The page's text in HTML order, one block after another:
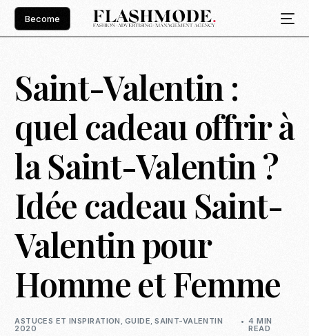
Become
Saint-Valentin :
quel cadeau offrir à
la Saint-Valentin ?
Idée cadeau Saint-
Valentin pour
Homme et Femme
ASTUCES ET INSPIRATION , GUIDE,SAINT-VALENTIN
2020
4 MIN
READ